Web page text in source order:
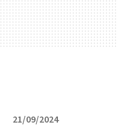
21/09/2024